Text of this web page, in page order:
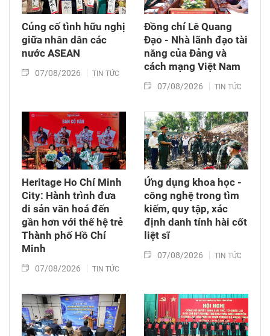
Củng cố tình hữu nghị
giữa nhân dân các
nước ASEAN
07/08/2026 TIN TỨC
Đồng chí Lê Quang
Đạo - Nhà lãnh đạo tài
năng của Đảng và
cách mạng Việt Nam​
07/08/2026 TIN TỨC
Heritage Ho Chí Minh
City: Hành trình đưa
di sản văn hoá đến
gần hơn với thế hệ trẻ
Thành phố Hồ Chí
Minh
07/08/2026 TIN TỨC
Ứng dụng khoa học -
công nghệ trong tìm
kiếm, quy tập, xác
định danh tính hài cốt
liệt sĩ
07/08/2026 TIN TỨC